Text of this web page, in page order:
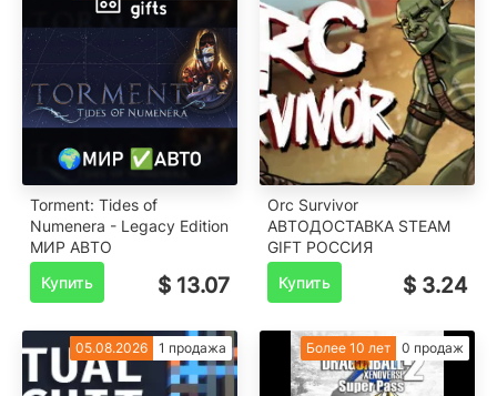
Torment: Tides of
Numenera - Legacy Edition
МИР АВТО
Купить
$ 13.07
Orc Survivor
АВТОДОСТАВКА STEAM
GIFT РОССИЯ
Купить
$ 3.24
05.08.2026 1 продажа Более 10 лет 0 продаж